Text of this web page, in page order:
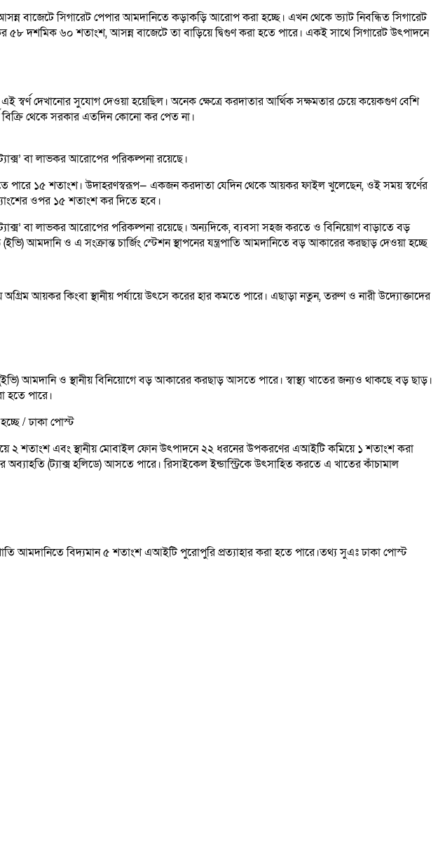
বাজেটে সিগারেট পেপার আমদানিতে কড়াকড়ি আরোপ করা হচ্ছে। এখন থেকে ভ্যাট নিবন্ধিত সিগারেট
৫৮ দশমিক ৬০ শতাংশ, আসন্ন বাজেটে তা বাড়িয়ে দ্বিগুণ করা হতে পারে। একই সাথে সিগারেট উৎপাদনে
স্বর্ণ দেখানোর সুযোগ দেওয়া হয়েছিল। অনেক ক্ষেত্রে করদাতার আর্থিক সক্ষমতার চেয়ে কয়েকগুণ বেশি
বিক্রি থেকে সরকার এতদিন কোনো কর পেত না।
বা লাভকর আরোপের পরিকল্পনা রয়েছে।
হতে পারে ১৫ শতাংশ। উদাহরণস্বরূপ— একজন করদাতা যেদিন থেকে আয়কর ফাইল খুলেছেন, ওই সময় স্বর্ণের
ওপর ১৫ শতাংশ কর দিতে হবে।
বা লাভকর আরোপের পরিকল্পনা রয়েছে। অন্যদিকে, ব্যবসা সহজ করতে ও বিনিয়োগ বাড়াতে বড়
আমদানি ও এ সংক্রান্ত চার্জিং স্টেশন স্থাপনের যন্ত্রপাতি আমদানিতে বড় আকারের করছাড় দেওয়া হচ্ছে
আয়কর কিংবা স্থানীয় পর্যায়ে উৎসে করের হার কমতে পারে। এছাড়া নতুন, তরুণ ও নারী উদ্যোক্তাদের
আমদানি ও স্থানীয় বিনিয়োগে বড় আকারের করছাড় আসতে পারে। স্বাস্থ্য খাতের জন্যও থাকছে বড় ছাড়।
হতে পারে।
/ ঢাকা পোস্ট
২ শতাংশ এবং স্থানীয় মোবাইল ফোন উৎপাদনে ২২ ধরনের উপকরণের এআইটি কমিয়ে ১ শতাংশ করা
(ট্যাক্স হলিডে) আসতে পারে। রিসাইকেল ইন্ডাস্ট্রিকে উৎসাহিত করতে এ খাতের কাঁচামাল
আমদানিতে বিদ্যমান ৫ শতাংশ এআইটি পুরোপুরি প্রত্যাহার করা হতে পারে।তথ্য সুএঃ ঢাকা পোস্ট